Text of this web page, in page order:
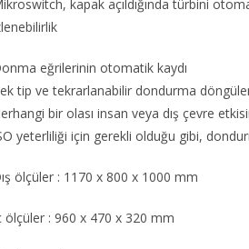
kapak açıldığında türbini
eğrilerinin otomatik kaydı
tip ve tekrarlanabilir dondurma
bir olası insan veya dış çevre
yeterliliği için gerekli olduğu gibi,
ölçüler : 1170 x 800 x 1000 mm
ölçüler : 960 x 470 x 320 mm